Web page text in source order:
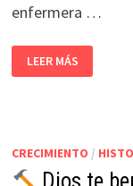
enfermera …
LEER MÁS
CRECIMIENTO /